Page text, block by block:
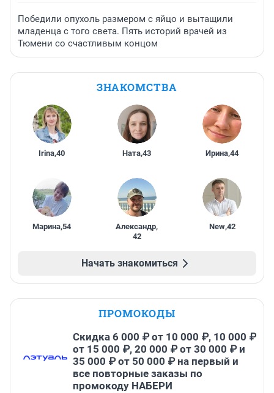
Победили опухоль размером с яйцо и вытащили
младенца с того света. Пять историй врачей из
Тюмени со счастливым концом
ЗНАКОМСТВА
Irina,40 Ната,43 Ирина,44
Марина,54 Александр,
42
New,42
Начать знакомиться
ПРОМОКОДЫ
Скидка 6 000 ₽ от 10 000 ₽, 10 000 ₽
от 15 000 ₽, 20 000 ₽ от 30 000 ₽ и
35 000 ₽ от 50 000 ₽ на первый и
все повторные заказы по
промокоду НАБЕРИ